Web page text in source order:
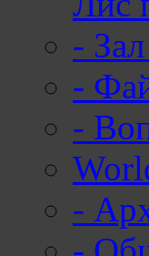
-
-
-
-